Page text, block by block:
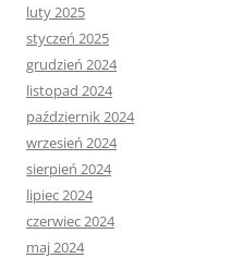
luty 2025
styczeń 2025
grudzień 2024
listopad 2024
październik 2024
wrzesień 2024
sierpień 2024
lipiec 2024
czerwiec 2024
maj 2024